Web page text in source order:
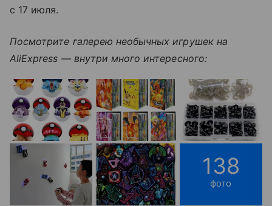
с 17 июля.
Посмотрите галерею необычных игрушек на
AliExpress — внутри много интересного:
138
фото